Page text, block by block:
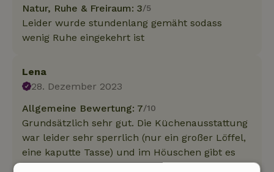
Natur, Ruhe & Freiraum: 3/5
Leider wurde stundenlang gemäht sodass
wenig Ruhe eingekehrt ist
Lena
28. Dezember 2023
Allgemeine Bewertung: 7/10
Grundsätzlich sehr gut. Die Küchenausstattung
war leider sehr sperrlich (nur ein großer Löffel,
eine kaputte Tasse) und im Höuschen gibt es
sogar wie keinen WLAN-Empfang und somit